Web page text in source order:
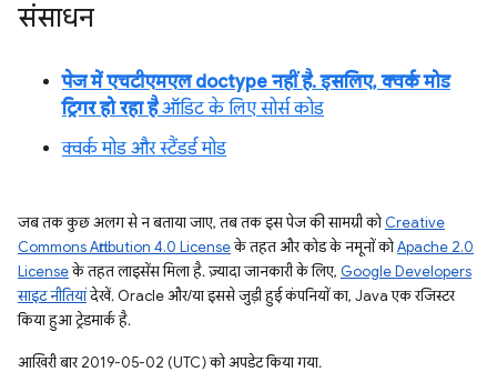
संसाधन
पेज में एचटीएमएल doctype नहीं है. इसलिए, क्वर्क मोड
ट्रिगर हो रहा हैऑडिट के लिए सोर्स कोड
क्वर्क मोड और स्टैंडर्ड मोड
जब तक कुछ अलग से न बताया जाए, तब तक इस पेज की सामग्री कोCreative
Commons Attribution 4.0 Licenseके तहत और कोड के नमूनों कोApache 2.0
Licenseके तहत लाइसेंस मिला है. ज़्यादा जानकारी के लिए, Google Developers
साइट नीतियांदेखें. Oracle और/या इससे जुड़ी हुई कंपनियों का, Java एक रजिस्टर
किया हुआ ट्रेडमार्क है.
आखिरी बार 2019-05-02 (UTC) को अपडेट किया गया.